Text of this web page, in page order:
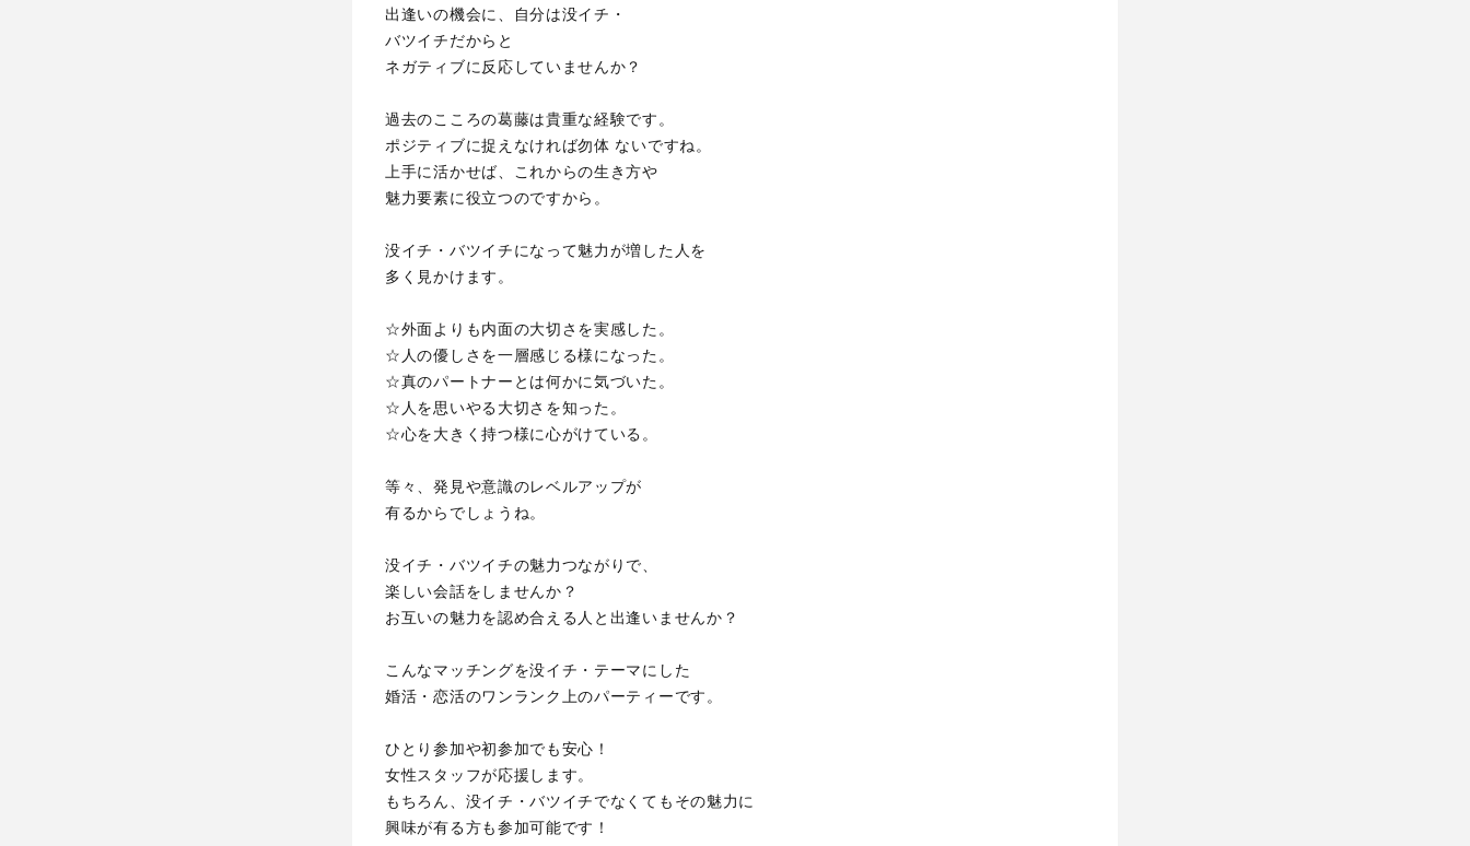
出逢いの機会に、自分は没イチ・
バツイチだからと
ネガティブに反応していませんか？
過去のこころの葛藤は貴重な経験です。
ポジティブに捉えなければ勿体 ないですね。
上手に活かせば、これからの生き方や
魅力要素に役立つのですから。
没イチ・バツイチになって魅力が増した人を
多く見かけます。
☆外面よりも内面の大切さを実感した。
☆人の優しさを一層感じる様になった。
☆真のパートナーとは何かに気づいた。
☆人を思いやる大切さを知った。
☆心を大きく持つ様に心がけている。
等々、発見や意識のレベルアップが
有るからでしょうね。
没イチ・バツイチの魅力つながりで、
楽しい会話をしませんか？
お互いの魅力を認め合える人と出逢いませんか？
こんなマッチングを没イチ・テーマにした
婚活・恋活のワンランク上のパーティーです。
ひとり参加や初参加でも安心！
女性スタッフが応援します。
もちろん、没イチ・バツイチでなくてもその魅力に
興味が有る方も参加可能です！